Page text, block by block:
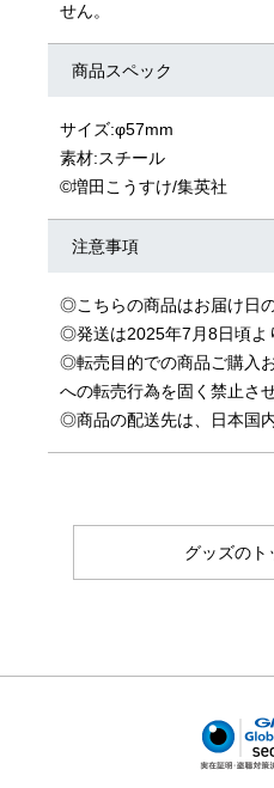
せん。
商品スペック
サイズ:φ57mm
素材:スチール
©増田こうすけ/集英社
注意事項
◎こちらの商品はお届け日
◎発送は2025年7月8日頃よ
◎転売目的での商品ご購入
への転売行為を固く禁止さ
◎商品の配送先は、日本国内
グッズのト